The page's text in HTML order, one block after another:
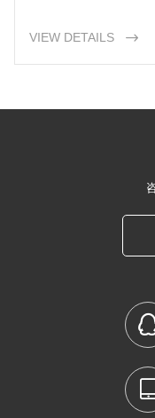
体验。不要错过这个
VIEW DETAILS 
